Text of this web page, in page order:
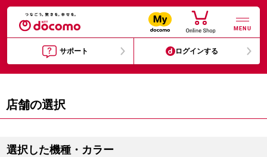
MENU
サポート ログインする
店舗の選択
選択した機種・カラー